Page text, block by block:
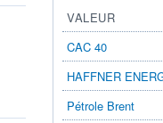
VALEUR
CAC 40
HAFFNER
Pétrole Brent